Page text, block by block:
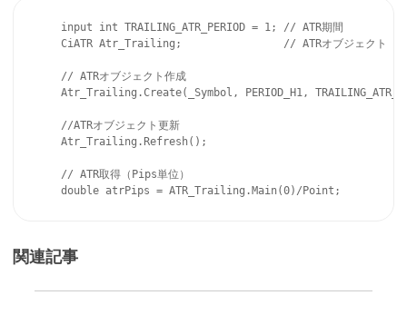
    input int TRAILING_ATR_PERIOD = 1; // ATR期間
    CiATR Atr_Trailing;                // ATRオブジェクト
    // ATRオブジェクト作成
Atr_Trailing.Create(_Symbol, PERIOD_H1,
    //ATRオブジェクト更新
    Atr_Trailing.Refresh();
    // ATR取得（Pips単位）
関連記事